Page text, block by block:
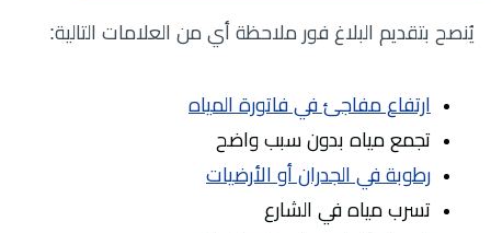
يُنصح بتقديم البلاغ فور ملاحظة أي من العلامات التالية:
ارتفاع مفاجئ في فاتورة المياه
تجمع مياه بدون سبب واضح
رطوبة في الجدران أو الأرضيات
تسرب مياه في الشارع